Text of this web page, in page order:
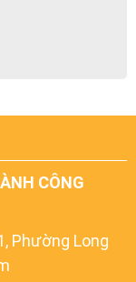
CÔNG
Phường Long